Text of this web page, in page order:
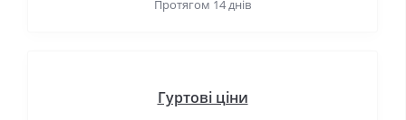
Протягом 14 днів
Гуртові ціни